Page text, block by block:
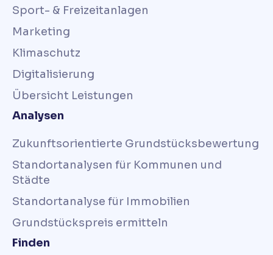
Sport- & Freizeitanlagen
Marketing
Klimaschutz
Digitalisierung
Übersicht Leistungen
Analysen
Zukunftsorientierte Grundstücksbewertung
Standortanalysen für Kommunen und
Städte
Standortanalyse für Immobilien
Grundstückspreis ermitteln
Finden